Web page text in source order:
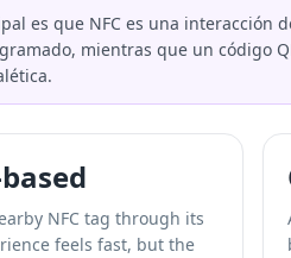
es que NFC es una interacción
mientras que un código
NFC tag through its
feels fast, but the